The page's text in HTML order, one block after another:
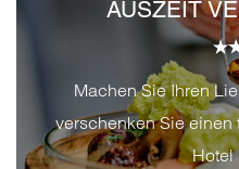
AUSZEIT
Machen Sie Ihren
verschenken Sie
Hotel